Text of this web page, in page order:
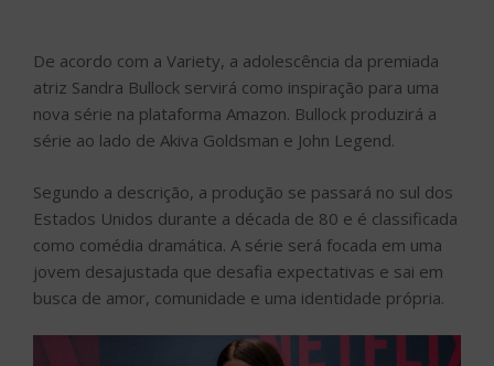
De acordo com a Variety, a adolescência da premiada
atriz Sandra Bullock servirá como inspiração para uma
nova série na plataforma Amazon. Bullock produzirá a
série ao lado de Akiva Goldsman e John Legend.
Segundo a descrição, a produção se passará no sul dos
Estados Unidos durante a década de 80 e é classificada
como comédia dramática. A série será focada em uma
jovem desajustada que desafia expectativas e sai em
busca de amor, comunidade e uma identidade própria.